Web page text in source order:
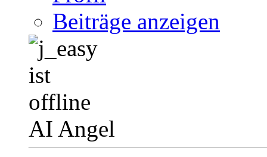
Beiträge anzeigen
AI Angel